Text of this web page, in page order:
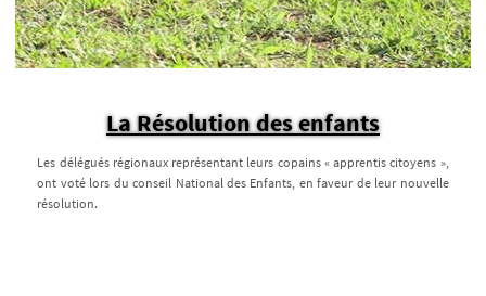
La Résolution des enfants
Les délégués régionaux représentant leurs copains « apprentis citoyens »,
ont voté lors du conseil National des Enfants, en faveur de leur nouvelle
résolution.